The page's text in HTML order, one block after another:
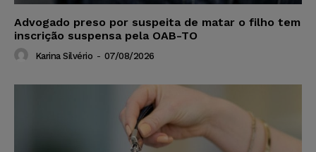
Advogado preso por suspeita de matar o filho tem
inscrição suspensa pela OAB-TO
Karina Silvério - 07/08/2026